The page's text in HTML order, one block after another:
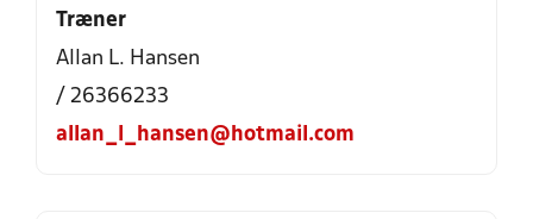
Træner
Allan L. Hansen
/ 26366233
allan_l_hansen@hotmail.com